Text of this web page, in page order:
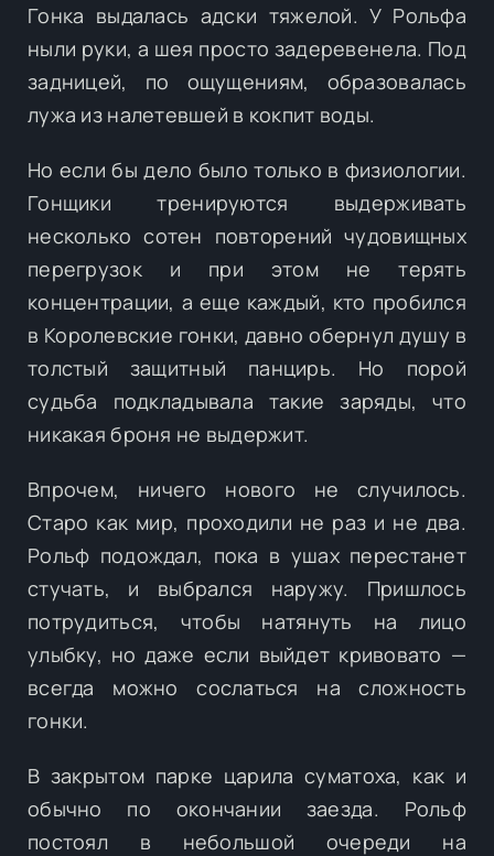
Гонка выдалась адски тяжелой. У Рольфа
ныли руки, а шея просто задеревенела. Под
задницей, по ощущениям, образовалась
лужа из налетевшей в кокпит воды.
Но если бы дело было только в физиологии.
Гонщики тренируются выдерживать
несколько сотен повторений чудовищных
перегрузок и при этом не терять
концентрации, а еще каждый, кто пробился
в Королевские гонки, давно обернул душу в
толстый защитный панцирь. Но порой
судьба подкладывала такие заряды, что
никакая броня не выдержит.
Впрочем, ничего нового не случилось.
Старо как мир, проходили не раз и не два.
Рольф подождал, пока в ушах перестанет
стучать, и выбрался наружу. Пришлось
потрудиться, чтобы натянуть на лицо
улыбку, но даже если выйдет кривовато —
всегда можно сослаться на сложность
гонки.
В закрытом парке царила суматоха, как и
обычно по окончании заезда. Рольф
постоял в небольшой очереди на